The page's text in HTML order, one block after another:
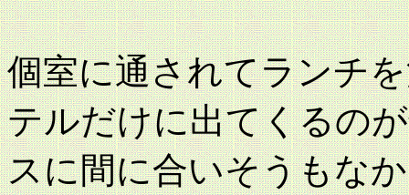
個室に通されてランチ
テルだけに出てくるの
スに間に合いそうもな